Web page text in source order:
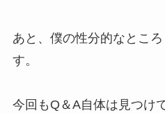
あと、僕の性分的なとこ
す。
今回もQ＆A自体は見つけ